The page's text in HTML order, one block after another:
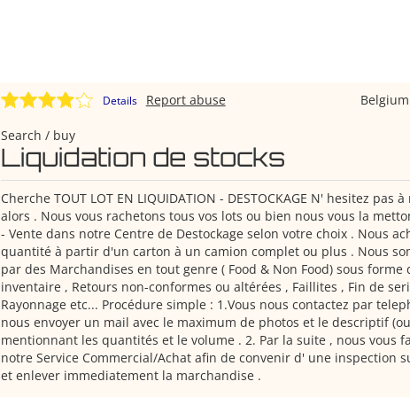
Details Report abuse
Search / buy
Liquidation de stocks
Cherche TOUT LOT EN LIQUIDATION - DESTOCKAGE N' hesitez pas
alors . Nous vous rachetons tous vos lots ou bien nous vous la
- Vente dans notre Centre de Destockage selon votre choix . Nous
quantité à partir d'un carton à un camion complet ou plus . Nous
par des Marchandises en tout genre ( Food & Non Food) sous forme
inventaire , Retours non-conformes ou altérées , Faillites , Fin de
Rayonnage etc... Procédure simple : 1.Vous nous contactez par
nous envoyer un mail avec le maximum de photos et le descriptif
mentionnant les quantités et le volume . 2. Par la suite , nous vous
notre Service Commercial/Achat afin de convenir d' une inspection
et enlever immediatement la marchandise .